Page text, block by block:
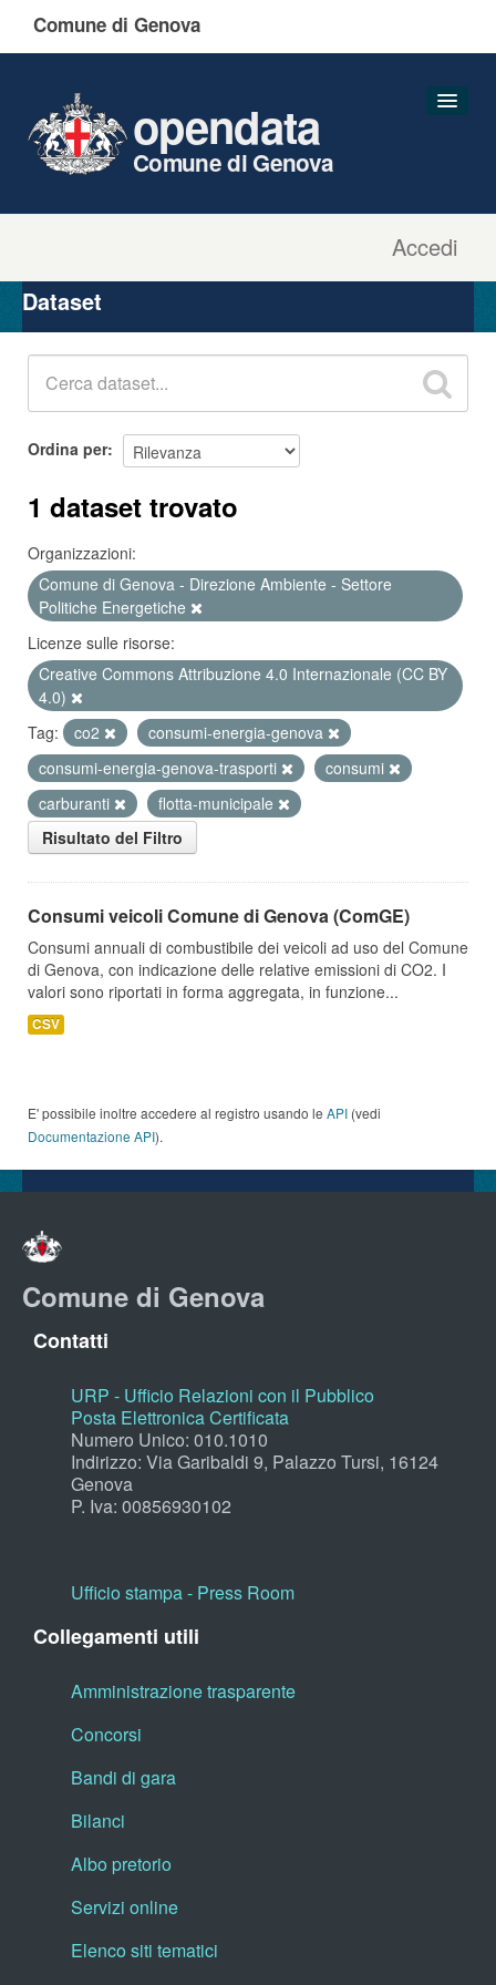
Comune di Genova
Accedi
opendata
Comune di Genova
Organizzazioni
Gruppi
Dataset
Ordina per
1 dataset trovato
Organizzazioni:
Comune di Genova - Direzione Ambiente - Settore
Politiche Energetiche
Licenze sulle risorse:
Creative Commons Attribuzione 4.0 Internazionale (CC BY
4.0)
Tag:
co2
consumi-energia-genova
consumi-energia-genova-trasporti
consumi
carburanti
flotta-municipale
Risultato del Filtro
Consumi veicoli Comune di Genova (ComGE)
Consumi annuali di combustibile dei veicoli ad uso del Comune
di Genova, con indicazione delle relative emissioni di CO2. I
valori sono riportati in forma aggregata, in funzione...
CSV
E' possibile inoltre accedere al registro usando le API (vedi
Documentazione API).
Comune di Genova
Contatti
URP - Ufficio Relazioni con il Pubblico
Posta Elettronica Certificata
Numero Unico: 010.1010
Indirizzo: Via Garibaldi 9, Palazzo Tursi, 16124
Genova
P. Iva: 00856930102
Ufficio stampa - Press Room
Collegamenti utili
Amministrazione trasparente
Concorsi
Bandi di gara
Bilanci
Albo pretorio
Servizi online
Elenco siti tematici